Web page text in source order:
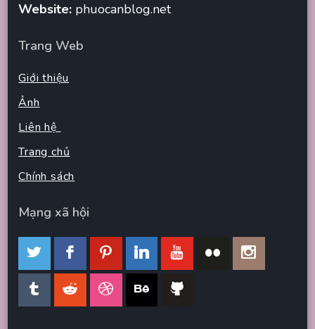
Website: phuocanblog.net
Trang Web
Giới thiệu
Ảnh
Liên hệ
Trang chủ
Chính sách
Mạng xã hội